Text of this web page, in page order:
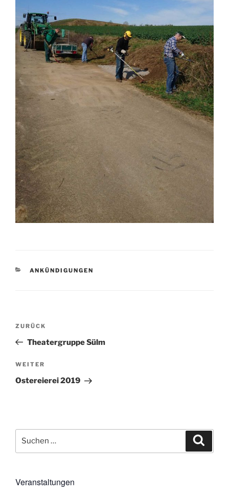
KATEGORIEN
ANKÜNDIGUNGEN
Beitragsnavigation
Vorheriger
Beitrag
ZURÜCK
Theatergruppe Sülm
Nächster
Beitrag
WEITER
Ostereierei 2019
nach:
Veranstaltungen